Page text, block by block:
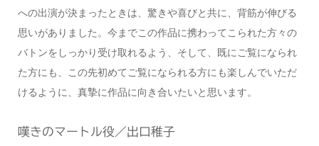
への出演が決まったときは、驚きや喜びと共に、背筋が伸びる
思いがありました。今までこの作品に携わってこられた方々の
バトンをしっかり受け取れるよう、そして、既にご覧になられ
た方にも、この先初めてご覧になられる方にも楽しんでいただ
けるように、真摯に作品に向き合いたいと思います。
嘆きのマートル役／出口稚子